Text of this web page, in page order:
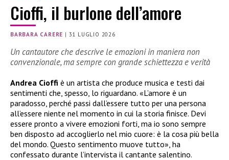
Cioffi, il burlone dell’amore
BARBARA CARERE | 31 LUGLIO 2026
Un cantautore che descrive le emozioni in maniera non
convenzionale, ma sempre con grande schiettezza e verità
Andrea Cioffi è un artista che produce musica e testi dai
sentimenti che, spesso, lo riguardano. «L’amore è un
paradosso, perché passi dall’essere tutto per una persona
all’essere niente nel momento in cui la storia finisce. Devi
essere pronto a vivere emozioni forti, ma io sono sempre
ben disposto ad accoglierlo nel mio cuore: è la cosa più bella
del mondo. Questo sentimento muove tutto», ha
confessato durante l’intervista il cantante salentino.